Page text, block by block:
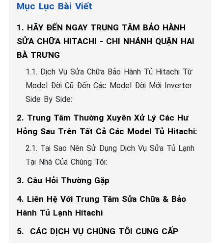
Mục Lục Bài Viết
1. HÃY ĐẾN NGAY TRUNG TÂM BẢO HÀNH
SỬA CHỮA HITACHI - CHI NHÁNH QUẬN HAI
BÀ TRƯNG
1.1. Dịch Vụ Sửa Chữa Bảo Hành Tủ Hitachi Từ
Model Đời Cũ Đến Các Model Đời Mới Inverter
Side By Side:
2. Trung Tâm Thường Xuyên Xử Lý Các Hư
Hỏng Sau Trên Tất Cả Các Model Tủ Hitachi:
2.1. Tại Sao Nên Sử Dụng Dịch Vụ Sửa Tủ Lạnh
Tại Nhà Của Chúng Tôi:
3. Câu Hỏi Thường Gặp
4. Liên Hệ Với Trung Tâm Sửa Chữa & Bảo
Hành Tủ Lạnh Hitachi
5. ️ CÁC DỊCH VỤ CHÚNG TÔI CUNG CẤP